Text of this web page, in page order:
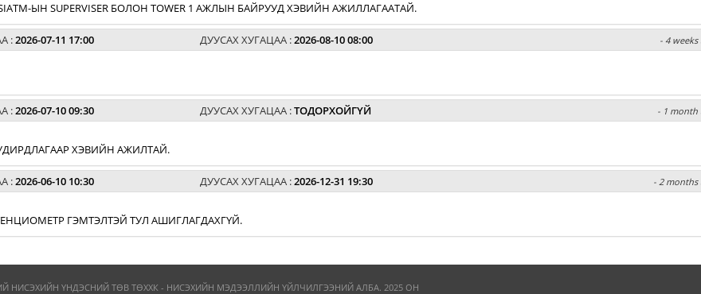
ЫН SUPERVISER БОЛОН TOWER 1 АЖЛЫН БАЙРУУД ХЭВИЙН АЖИЛЛАГААТАЙ.
:2026-07-11 17:00 ДУУСАХ ХУГАЦАА :2026-08-10 08:00 - 4 weeks
:2026-07-10 09:30 ДУУСАХ ХУГАЦАА :ТОДОРХОЙГҮЙ - 1 month
ХЭВИЙН АЖИЛТАЙ.
:2026-06-10 10:30 ДУУСАХ ХУГАЦАА :2026-12-31 19:30 - 2 months
ГЭМТЭЛТЭЙ ТУЛ АШИГЛАГДАХГҮЙ.
НИСЭХИЙН ҮНДЭСНИЙ ТӨВ ТӨХХК - НИСЭХИЙН МЭДЭЭЛЛИЙН ҮЙЛЧИЛГЭЭНИЙ АЛБА. 2025 ОН